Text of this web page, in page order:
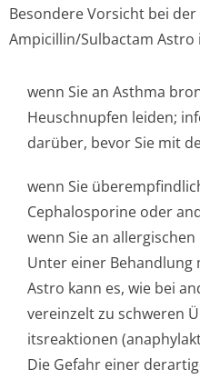
Besondere Vorsicht bei
Ampicillin/Sul­bactam
wenn Sie an Asthma
Heuschnupfen leiden;
darüber, bevor Sie mit
wenn Sie
Cephalosporine oder
wenn Sie an
Unter einer
Astro kann es, wie bei
vereinzelt zu schweren
itsreaktionen
Die Gefahr einer